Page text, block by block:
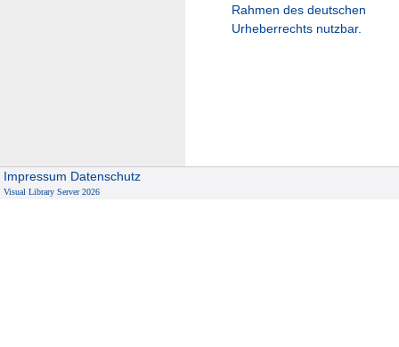
Rahmen des deutschen
Urheberrechts nutzbar.
Impressum Datenschutz
Visual Library Server 2026